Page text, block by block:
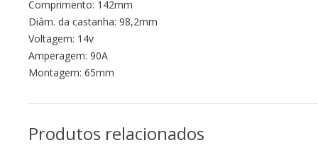
Comprimento: 142mm
Diâm. da castanha: 98,2mm
Voltagem: 14v
Amperagem: 90A
Montagem: 65mm
Produtos relacionados